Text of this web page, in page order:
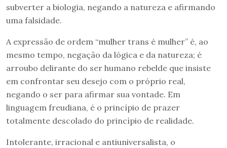
subverter a biologia, negando a natureza e afirmando
uma falsidade.
A expressão de ordem “mulher trans é mulher” é, ao
mesmo tempo, negação da lógica e da natureza; é
arroubo delirante do ser humano rebelde que insiste
em confrontar seu desejo com o próprio real,
negando o ser para afirmar sua vontade. Em
linguagem freudiana, é o princípio de prazer
totalmente descolado do princípio de realidade.
Intolerante, irracional e antiuniversalista, o